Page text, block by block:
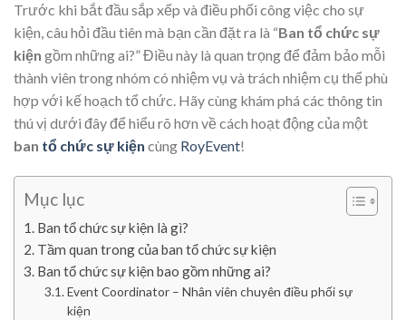
Trước khi bắt đầu sắp xếp và điều phối công việc cho sự
kiện, câu hỏi đầu tiên mà bạn cần đặt ra là “Ban tổ chức sự
kiện gồm những ai?” Điều này là quan trọng để đảm bảo mỗi
thành viên trong nhóm có nhiệm vụ và trách nhiệm cụ thể phù
hợp với kế hoạch tổ chức. Hãy cùng khám phá các thông tin
thú vị dưới đây để hiểu rõ hơn về cách hoạt động của một
ban tổ chức sự kiện cùng RoyEvent!
Mục lục
Ban tổ chức sự kiện là gì?
Tầm quan trong của ban tổ chức sự kiện
Ban tổ chức sự kiện bao gồm những ai?
Event Coordinator – Nhân viên chuyên điều phối sự
kiện